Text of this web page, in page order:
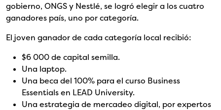
gobierno, ONGS y Nestlé, se logró elegir a los cuatro
ganadores país, uno por categoría.
El joven ganador de cada categoría local recibió:
$6 000 de capital semilla.
Una laptop.
Una beca del 100% para el curso Business
Essentials en LEAD University.
Una estrategia de mercadeo digital, por expertos